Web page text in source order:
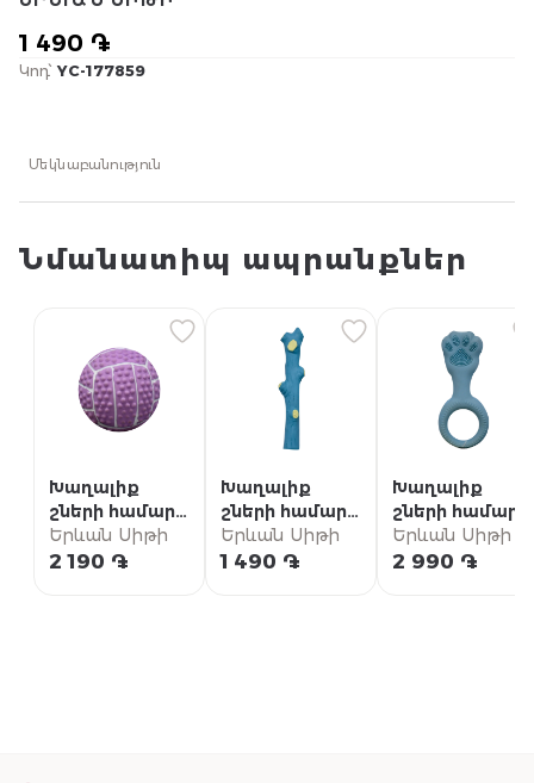
1 490 ֏
Կոդ՝ YC-177859
Մեկնաբանություն
Նմանատիպ ապրանքներ
Խաղալիք
շների համար
«Ֆերրիբիելլա»
ՏՊ927/1
Երևան Սիթի
2 190 ֏
Խաղալիք
շների համար
«Ֆերրիբիելլա»
ՏՊ904/1
Երևան Սիթի
1 490 ֏
Խաղալիք
շների համար
«Ֆերրիբիելլա»
ՏՊ915/1
Երևան Սիթի
2 990 ֏